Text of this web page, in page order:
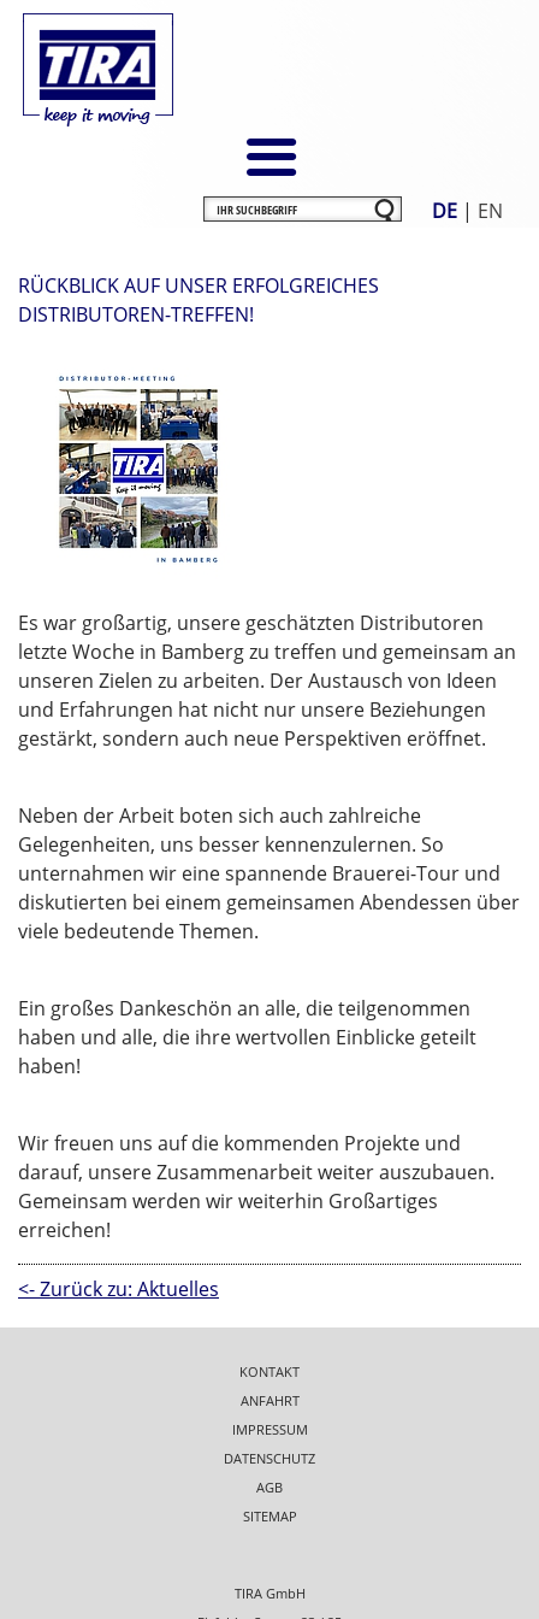
DE | EN
RÜCKBLICK AUF UNSER ERFOLGREICHES
DISTRIBUTOREN-TREFFEN!
Es war großartig, unsere geschätzten Distributoren
letzte Woche in Bamberg zu treffen und gemeinsam an
unseren Zielen zu arbeiten. Der Austausch von Ideen
und Erfahrungen hat nicht nur unsere Beziehungen
gestärkt, sondern auch neue Perspektiven eröffnet.
Neben der Arbeit boten sich auch zahlreiche
Gelegenheiten, uns besser kennenzulernen. So
unternahmen wir eine spannende Brauerei-Tour und
diskutierten bei einem gemeinsamen Abendessen über
viele bedeutende Themen.
Ein großes Dankeschön an alle, die teilgenommen
haben und alle, die ihre wertvollen Einblicke geteilt
haben!
Wir freuen uns auf die kommenden Projekte und
darauf, unsere Zusammenarbeit weiter auszubauen.
Gemeinsam werden wir weiterhin Großartiges
erreichen!
<- Zurück zu: Aktuelles
KONTAKT
ANFAHRT
IMPRESSUM
DATENSCHUTZ
AGB
SITEMAP
TIRA GmbH